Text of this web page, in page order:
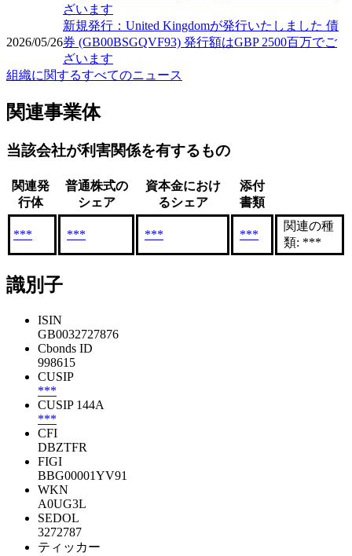
ざいます
2026/05/26
新規発行：United Kingdomが発行いたしました 債
券 (GB00BSGQVF93) 発行額はGBP 2500百万でご
ざいます
組織に関するすべてのニュース
関連事業体
当該会社が利害関係を有するもの
関連発
行体
普通株式の
シェア
資本金におけ
るシェア
添付
書類
*** *** *** ***
関連の種
類: ***
識別子
ISIN
GB0032727876
Cbonds ID
998615
CUSIP
***
CUSIP 144A
***
CFI
DBZTFR
FIGI
BBG00001YV91
WKN
A0UG3L
SEDOL
3272787
ティッカー